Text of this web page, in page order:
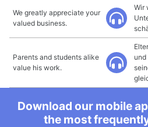
We greatly appreciate your
valued business.
Wir
Parents and students alike
value his work.
Download our mobile
the most